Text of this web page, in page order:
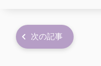
次の記事